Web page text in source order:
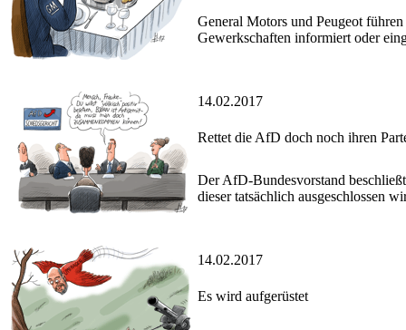
General Motors und Peugeot
Gewerkschaften informiert oder
14.02.2017
Rettet die AfD doch noch ihren
Der AfD-Bundesvorstand
dieser tatsächlich ausgeschlossen
14.02.2017
Es wird aufgerüstet